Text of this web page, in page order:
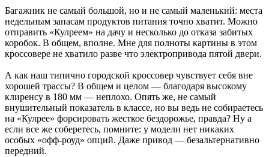
Багажник не самый большой, но и не самый маленький: места
недельным запасам продуктов питания точно хватит. Можно
отправить «Кулреем» на дачу и несколько до отказа забитых
коробок. В общем, вполне. Мне для полноты картины в этом
кроссовере не хватило разве что электропривода пятой двери.
А как наш типично городской кроссовер чувствует себя вне
хорошей трассы? В общем и целом — благодаря высокому
клиренсу в 180 мм — неплохо. Опять же, не самый
внушительный показатель в классе, но вы ведь не собираетесь
на «Кулрее» форсировать жесткое бездорожье, правда? Ну а
если все же соберетесь, помните: у модели нет никаких
особых «офф-роуд» опций. Даже привод — безальтернативно
передний.